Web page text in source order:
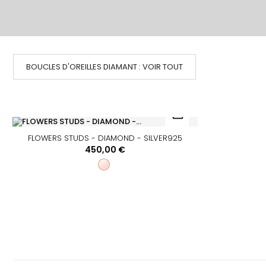
BOUCLES D'OREILLES DIAMANT : VOIR TOUT
FLOWERS STUDS - DIAMOND - SILVER925
450,00 €